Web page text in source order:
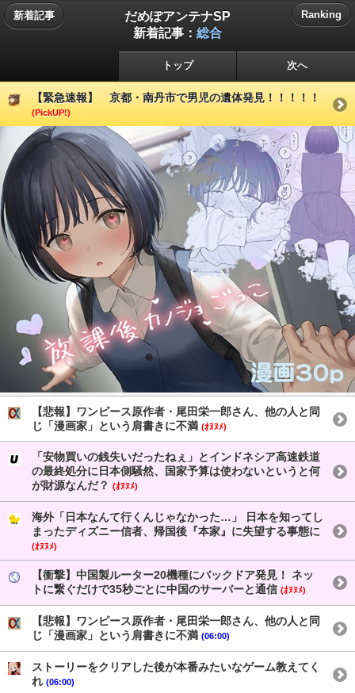
新着記事
だめぽアンテナSP
新着記事： 総合
Ranking
トップ 次へ
【緊急速報】 京都・南丹市で男児の遺体発見！！！！！
(PickUP!)
【悲報】ワンピース原作者・尾田栄一郎さん、他の人と同
じ「漫画家」という肩書きに不満 (ｵﾇﾇﾒ)
「安物買いの銭失いだったねぇ」とインドネシア高速鉄道
の最終処分に日本側騒然、国家予算は使わないというと何
が財源なんだ？ (ｵﾇﾇﾒ)
海外「日本なんて行くんじゃなかった…」 日本を知ってし
まったディズニー信者、帰国後『本家』に失望する事態に
(ｵﾇﾇﾒ)
【衝撃】中国製ルーター20機種にバックドア発見！ ネッ
トに繋ぐだけで35秒ごとに中国のサーバーと通信 (ｵﾇﾇﾒ)
【悲報】ワンピース原作者・尾田栄一郎さん、他の人と同
じ「漫画家」という肩書きに不満 (06:00)
ストーリーをクリアした後が本番みたいなゲーム教えてく
れ (06:00)